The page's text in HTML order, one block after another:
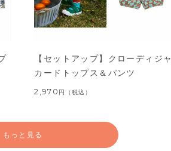
【セットアップ】クローディジャ
カードトップス＆パンツ
2,970 円 （税込）
もっと見る